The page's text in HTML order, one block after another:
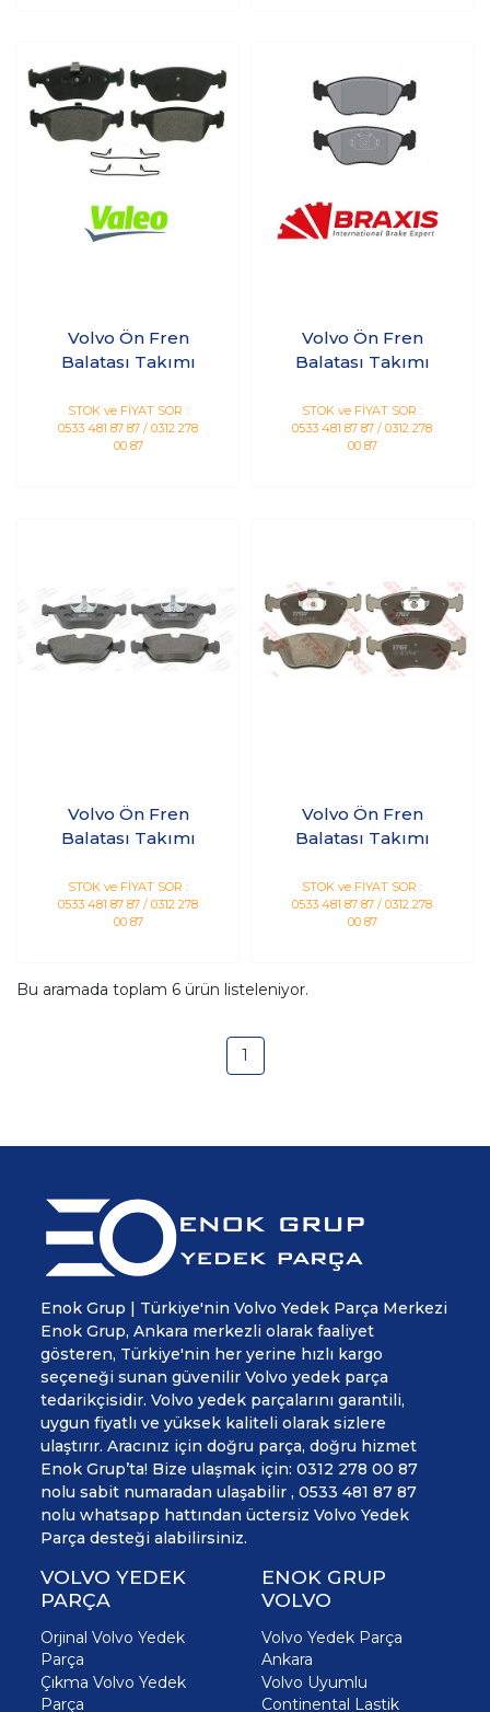
Volvo Ön Fren
Balatası Takımı
STOK ve FİYAT SOR :
0533 481 87 87 / 0312 278
00 87
Volvo Ön Fren
Balatası Takımı
STOK ve FİYAT SOR :
0533 481 87 87 / 0312 278
00 87
Volvo Ön Fren
Balatası Takımı
STOK ve FİYAT SOR :
0533 481 87 87 / 0312 278
00 87
Volvo Ön Fren
Balatası Takımı
STOK ve FİYAT SOR :
0533 481 87 87 / 0312 278
00 87
Bu aramada toplam 6 ürün listeleniyor.
1
Enok Grup | Türkiye'nin Volvo Yedek Parça Merkezi
Enok Grup, Ankara merkezli olarak faaliyet
gösteren, Türkiye'nin her yerine hızlı kargo
seçeneği sunan güvenilir Volvo yedek parça
tedarikçisidir. Volvo yedek parçalarını garantili,
uygun fiyatlı ve yüksek kaliteli olarak sizlere
ulaştırır. Aracınız için doğru parça, doğru hizmet
Enok Grup’ta! Bize ulaşmak için: 0312 278 00 87
nolu sabit numaradan ulaşabilir , 0533 481 87 87
nolu whatsapp hattından üctersiz Volvo Yedek
Parça desteği alabilirsiniz.
VOLVO YEDEK
PARÇA
Orjinal Volvo Yedek
Parça
Çıkma Volvo Yedek
Parça
ENOK GRUP
VOLVO
Volvo Yedek Parça
Ankara
Volvo Uyumlu
Continental Lastik